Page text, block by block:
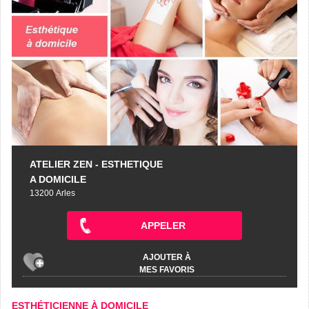
ATELIER ZEN - ESTHETIQUE
A DOMICILE
13200 Arles
APPELER
AJOUTER À
MES FAVORIS
ESTHÉTICIENNE À DOMICILE